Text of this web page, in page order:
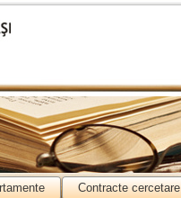
Contracte cercetare